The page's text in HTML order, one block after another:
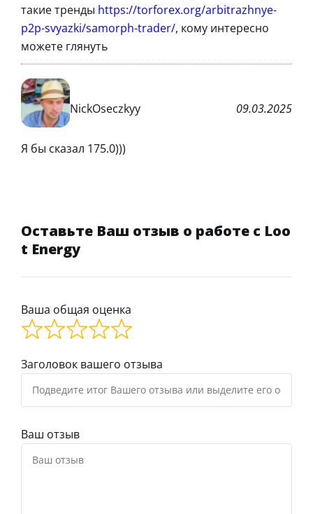
такие тренды https://torforex.org/arbitrazhnye-
p2p-svyazki/samorph-trader/, кому интересно
можете глянуть
NickOseczkyy 09.03.2025
Я бы сказал 175.0)))
Оставьте Ваш отзыв о работе с Loo
t Energy
Ваша общая оценка
Заголовок вашего отзыва
Ваш отзыв